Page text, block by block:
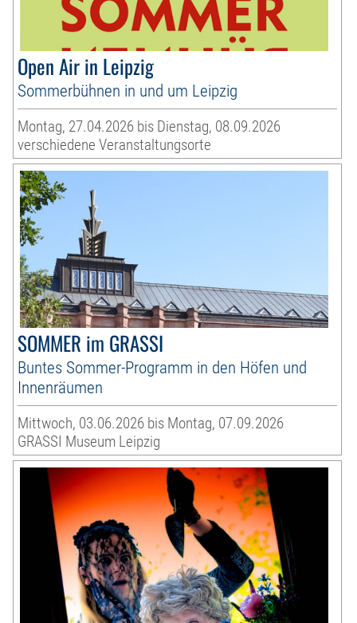
Open Air in Leipzig
Sommerbühnen in und um Leipzig
Montag, 27.04.2026 bis Dienstag, 08.09.2026
verschiedene Veranstaltungsorte
SOMMER im GRASSI
Buntes Sommer-Programm in den Höfen und
Innenräumen
Mittwoch, 03.06.2026 bis Montag, 07.09.2026
GRASSI Museum Leipzig